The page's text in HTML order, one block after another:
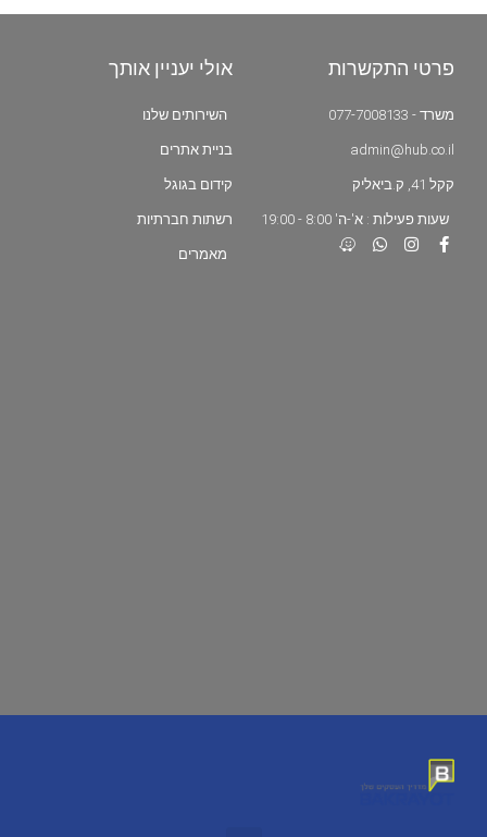
פרטי התקשרות
משרד - 077-7008133
admin@hub.co.il
קקל 41, ק.ביאליק
שעות פעילות : א'-ה' 8:00 - 19:00
אולי יעניין אותך
השירותים שלנו
בניית אתרים
קידום בגוגל
רשתות חברתיות
מאמרים